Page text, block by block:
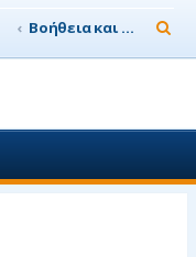
Βοήθεια και απορίες
ν
τ